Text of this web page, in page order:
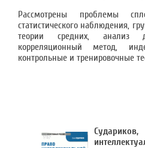
Рассмотрены проблемы
статистического наблюдения,
теории средних, анализ
корреляционный метод,
контрольные и тренировочные